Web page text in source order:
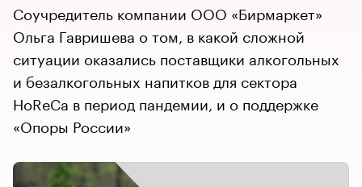
Соучредитель компании ООО «Бирмаркет»
Ольга Гавришева о том, в какой сложной
ситуации оказались поставщики алкогольных
и безалкогольных напитков для сектора
HoReCa в период пандемии, и о поддержке
«Опоры России»